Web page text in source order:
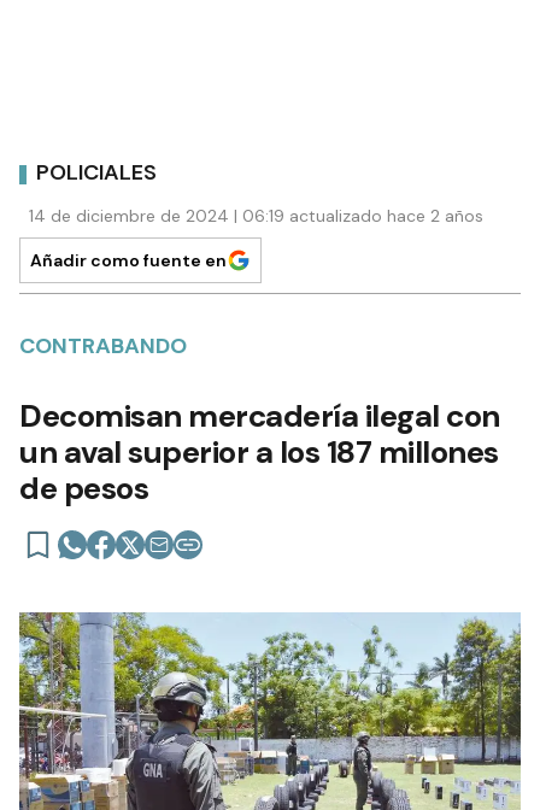
POLICIALES
14 de diciembre de 2024 | 06:19 actualizado hace 2 años
Añadir como fuente en
CONTRABANDO
Decomisan mercadería ilegal con
un aval superior a los 187 millones
de pesos